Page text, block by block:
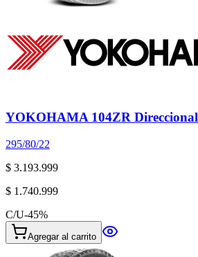
YOKOHAMA 104ZR Direccional
295/80/22
$ 3.193.999
$ 1.740.999
C/U-45%
Agregar al carrito